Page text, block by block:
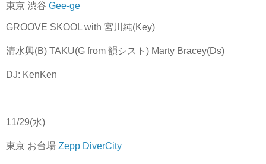
東京 渋谷 Gee-ge
GROOVE SKOOL with 宮川純(Key)
清水興(B) TAKU(G from 韻シスト) Marty Bracey(Ds)
DJ: KenKen
11/29(水)
東京 お台場 Zepp DiverCity